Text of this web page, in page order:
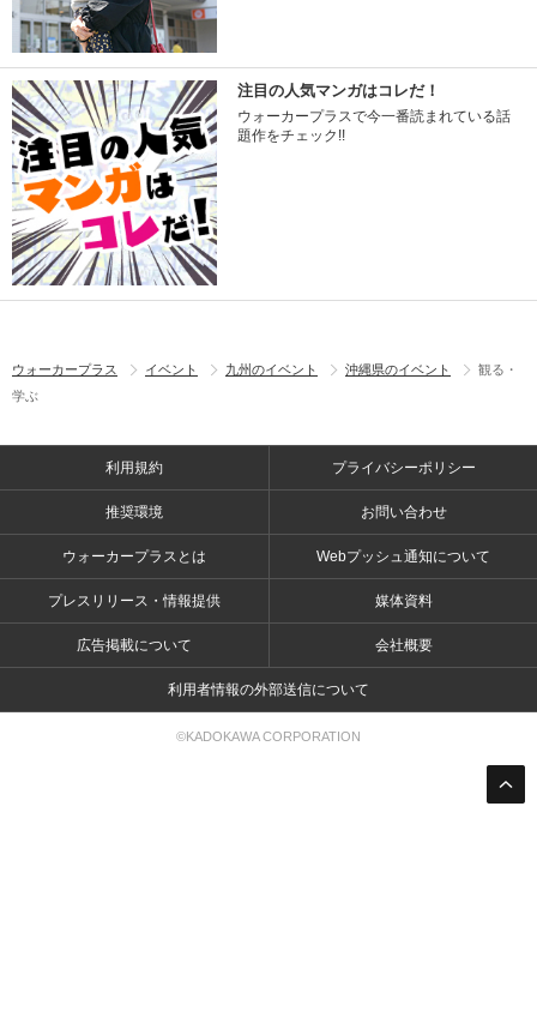
注目の人気マンガはコレだ！
ウォーカープラスで今一番読まれている話
題作をチェック!!
ウォーカープラス イベント 九州のイベント 沖縄県のイベント
観る・
学ぶ
利用規約 プライバシーポリシー
推奨環境 お問い合わせ
ウォーカープラスとは Webプッシュ通知について
プレスリリース・情報提供 媒体資料
広告掲載について 会社概要
利用者情報の外部送信について
©KADOKAWA CORPORATION